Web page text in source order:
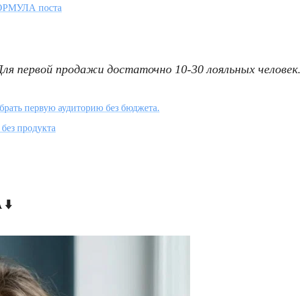
поста
первой продажи достаточно 10-30 лояльных человек.
первую аудиторию без бюджета.
продукта
⬇️